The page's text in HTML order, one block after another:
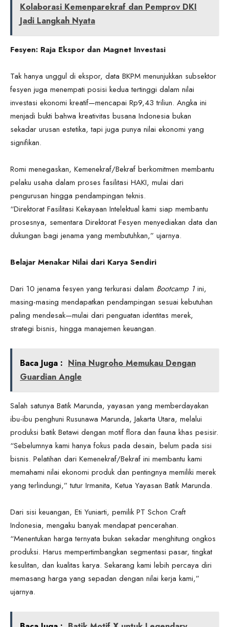
Kolaborasi Kemenparekraf dan Pemprov DKI
Jadi Langkah Nyata
Fesyen: Raja Ekspor dan Magnet Investasi
Tak hanya unggul di ekspor, data BKPM menunjukkan subsektor
fesyen juga menempati posisi kedua tertinggi dalam nilai
investasi ekonomi kreatif—mencapai Rp9,43 triliun. Angka ini
menjadi bukti bahwa kreativitas busana Indonesia bukan
sekadar urusan estetika, tapi juga punya nilai ekonomi yang
signifikan.
Romi menegaskan, Kemenekraf/Bekraf berkomitmen membantu
pelaku usaha dalam proses fasilitasi HAKI, mulai dari
pengurusan hingga pendampingan teknis.
“Direktorat Fasilitasi Kekayaan Intelektual kami siap membantu
prosesnya, sementara Direktorat Fesyen menyediakan data dan
dukungan bagi jenama yang membutuhkan,” ujarnya.
Belajar Menakar Nilai dari Karya Sendiri
Dari 10 jenama fesyen yang terkurasi dalam Bootcamp 1ini,
masing-masing mendapatkan pendampingan sesuai kebutuhan
paling mendesak—mulai dari penguatan identitas merek,
strategi bisnis, hingga manajemen keuangan.
Baca Juga : Nina Nugroho Memukau Dengan
Guardian Angle
Salah satunya Batik Marunda, yayasan yang memberdayakan
ibu-ibu penghuni Rusunawa Marunda, Jakarta Utara, melalui
produksi batik Betawi dengan motif flora dan fauna khas pesisir.
“Sebelumnya kami hanya fokus pada desain, belum pada sisi
bisnis. Pelatihan dari Kemenekraf/Bekraf ini membantu kami
memahami nilai ekonomi produk dan pentingnya memiliki merek
yang terlindungi,” tutur Irmanita, Ketua Yayasan Batik Marunda.
Dari sisi keuangan, Eti Yuniarti, pemilik PT Schon Craft
Indonesia, mengaku banyak mendapat pencerahan.
“Menentukan harga ternyata bukan sekadar menghitung ongkos
produksi. Harus mempertimbangkan segmentasi pasar, tingkat
kesulitan, dan kualitas karya. Sekarang kami lebih percaya diri
memasang harga yang sepadan dengan nilai kerja kami,”
ujarnya.